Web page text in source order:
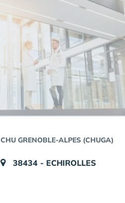
CHU GRENOBLE-ALPES (CHUGA)
38434 - ECHIROLLES